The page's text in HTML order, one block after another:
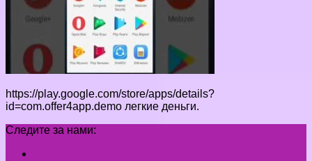
https://play.google.com/store/apps/details?
id=com.offer4app.demo легкие деньги.
Следите за нами: